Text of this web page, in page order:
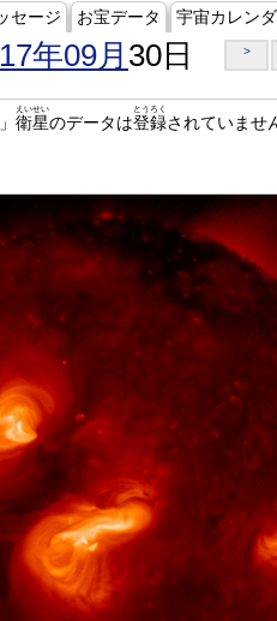
セージ お宝データ 宇宙カレン
年09月 30日 >
衛星
えいせい
のデータは登録
とうろく
されていませ